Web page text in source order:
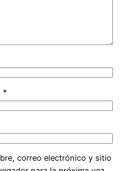
*
correo electrónico y sitio